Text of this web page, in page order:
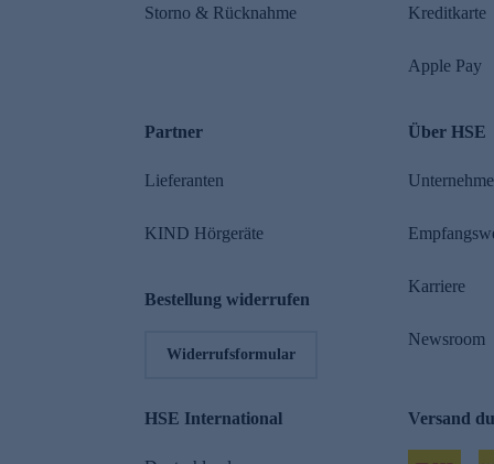
Storno & Rücknahme Kreditkarte
Apple Pay
Partner
Lieferanten
KIND Hörgeräte
Bestellung widerrufen
Widerrufsformular
Über HSE
Karriere
Newsroom
HSE International Versand